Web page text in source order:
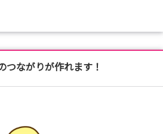
つながりが作れます！